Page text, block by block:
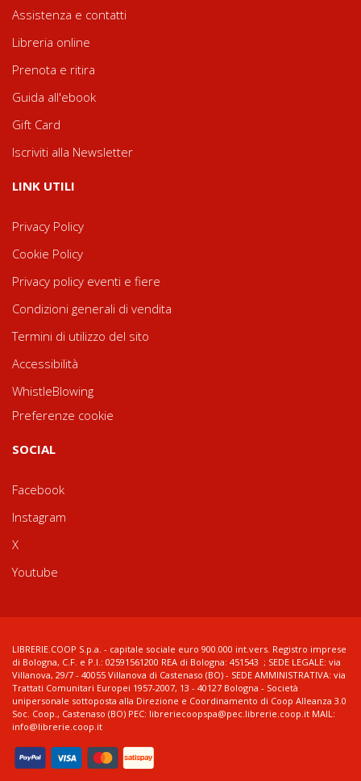
Assistenza e contatti
Libreria online
Prenota e ritira
Guida all'ebook
Gift Card
Iscriviti alla Newsletter
LINK UTILI
Privacy Policy
Cookie Policy
Privacy policy eventi e fiere
Condizioni generali di vendita
Termini di utilizzo del sito
Accessibilità
WhistleBlowing
Preferenze cookie
SOCIAL
Facebook
Instagram
X
Youtube
LIBRERIE.COOP S.p.a. - capitale sociale euro 900.000 int.vers. Registro imprese
di Bologna, C.F. e P.I.: 02591561200 REA di Bologna: 451543 ; SEDE LEGALE: via
Villanova, 29/7 - 40055 Villanova di Castenaso (BO) - SEDE AMMINISTRATIVA: via
Trattati Comunitari Europei 1957-2007, 13 - 40127 Bologna - Società
unipersonale sottoposta alla Direzione e Coordinamento di Coop Alleanza 3.0
Soc. Coop., Castenaso (BO) PEC: libreriecoopspa@pec.librerie.coop.it MAIL:
info@librerie.coop.it